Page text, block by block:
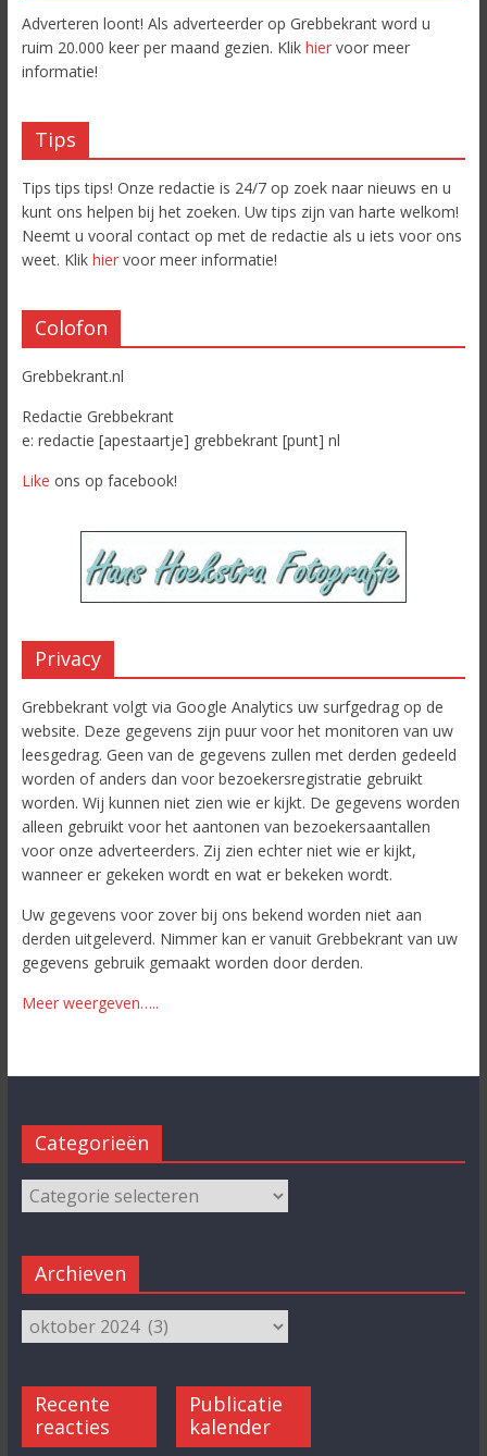
Adverteren loont! Als adverteerder op Grebbekrant word u
ruim 20.000 keer per maand gezien. Klik hiervoor meer
informatie!
Tips
Tips tips tips! Onze redactie is 24/7 op zoek naar nieuws en u
kunt ons helpen bij het zoeken. Uw tips zijn van harte welkom!
Neemt u vooral contact op met de redactie als u iets voor ons
weet. Klik hiervoor meer informatie!
Colofon
Grebbekrant.nl
Redactie Grebbekrant
e: redactie [apestaartje] grebbekrant [punt] nl
Like ons op facebook!
Privacy
Grebbekrant volgt via Google Analytics uw surfgedrag op de
website. Deze gegevens zijn puur voor het monitoren van uw
leesgedrag. Geen van de gegevens zullen met derden gedeeld
worden of anders dan voor bezoekersregistratie gebruikt
worden. Wij kunnen niet zien wie er kijkt. De gegevens worden
alleen gebruikt voor het aantonen van bezoekersaantallen
voor onze adverteerders. Zij zien echter niet wie er kijkt,
wanneer er gekeken wordt en wat er bekeken wordt.
Uw gegevens voor zover bij ons bekend worden niet aan
derden uitgeleverd. Nimmer kan er vanuit Grebbekrant van uw
gegevens gebruik gemaakt worden door derden.
Meer weergeven…..
Categorieën
Archieven
Recente
reacties
Publicatie
kalender